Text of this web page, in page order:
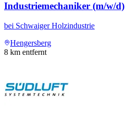
Industriemechaniker (m/w/d)
bei Schwaiger Holzindustrie
Hengersberg
8 km entfernt